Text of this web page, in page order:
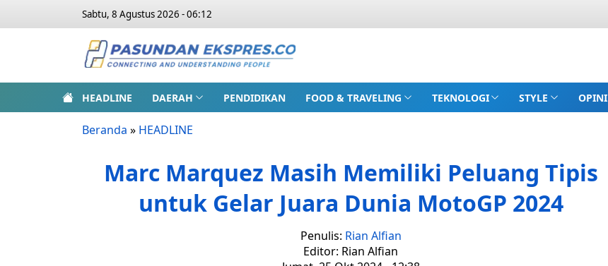
Sabtu, 8 Agustus 2026 - 06:12
HEADLINE DAERAH PENDIDIKAN FOOD & TRAVELING TEKNOLOGI STYLE OPINI
Beranda » HEADLINE
Marc Marquez Masih Memiliki Peluang Tipis
untuk Gelar Juara Dunia MotoGP 2024
Penulis: Rian Alfian
Editor: Rian Alfian